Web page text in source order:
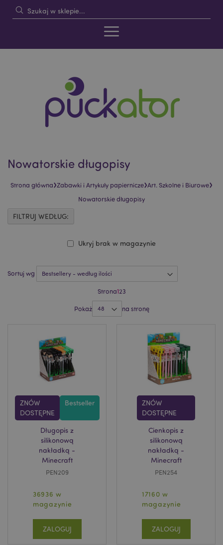
Nowatorskie długopisy
Strona główna›Zabawki i Artykuły papiernicze›Art. Szkolne i Biurowe›
Nowatorskie długopisy
Sortuj wg
Strona123
Pokaż na stronę
ZNÓW
DOSTĘPNE
Bestseller
Długopis z
silikonową
nakładką -
Minecraft
PEN209
36936 w
magazynie
ZALOGUJ
ZNÓW
DOSTĘPNE
Cienkopis z
silikonową
nakładką -
Minecraft
PEN254
17160 w
magazynie
ZALOGUJ
Ukryj brak w magazynie
FILTRUJ WEDŁUG: